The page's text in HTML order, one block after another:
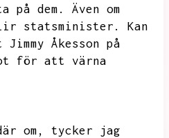
på dem.
Även om
statsminister.
Kan
Åkesson på
för att värna
om,
tycker jag